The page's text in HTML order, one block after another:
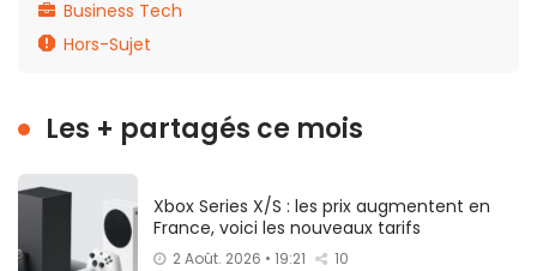
Business Tech
Hors-Sujet
Les + partagés ce mois
Xbox Series X/S : les prix augmentent en
France, voici les nouveaux tarifs
2 Août. 2026 • 19:21 10